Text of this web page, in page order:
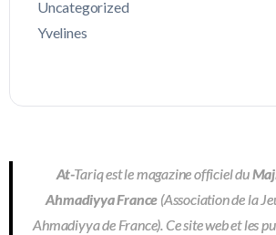
Uncategorized
Yvelines
At-Tariq est le magazine officiel du
Ahmadiyya France (Association de la
Ahmadiyya de France). Ce site web et les